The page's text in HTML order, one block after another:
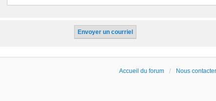
Accueil du forum Nous contacter